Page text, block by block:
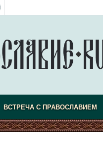
ВСТРЕЧА С ПРАВОСЛАВИЕМ